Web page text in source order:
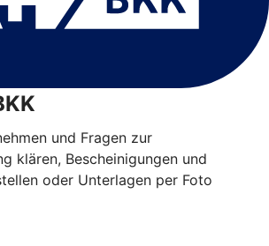
und Fragen zur
klären, Bescheinigungen und
oder Unterlagen per Foto